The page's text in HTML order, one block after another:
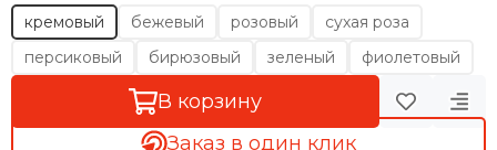
кремовый
бежевый розовый
сухая роза
персиковый
бирюзовый зеленый фиолетовый
В корзину
Заказ в один клик